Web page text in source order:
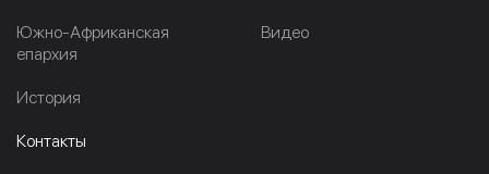
Южно-Африканская
епархия
История
Видео
Контакты